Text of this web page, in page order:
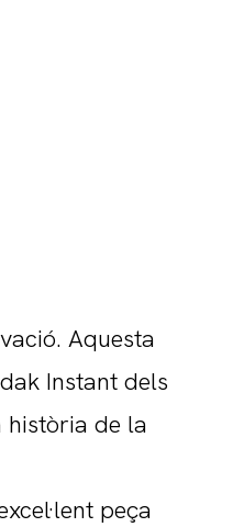
Aquesta
Instant dels
història de la
peça